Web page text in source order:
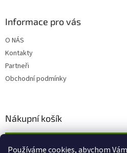
Používáme cookies, abychom
Informace pro vás
O NÁS
Kontakty
Partneři
Obchodní podmínky
Nákupní košík